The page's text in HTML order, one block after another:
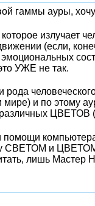
гаммы ауры,
излучает
(если,
УЖЕ не так.
рода
и по этому
ЦВЕТОВ
помощи
СВЕТОМ и
лишь Мастер